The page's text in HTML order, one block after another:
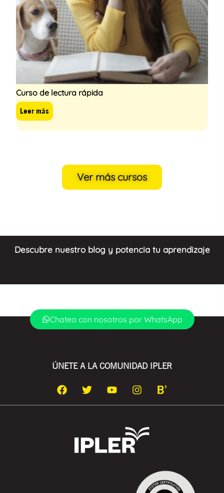
Curso de lectura rápida
Leer más
Ver más cursos
Descubre nuestro blog y potencia tu aprendizaje
Chatea con nosotros por WhatsApp
ÚNETE A LA COMUNIDAD IPLER